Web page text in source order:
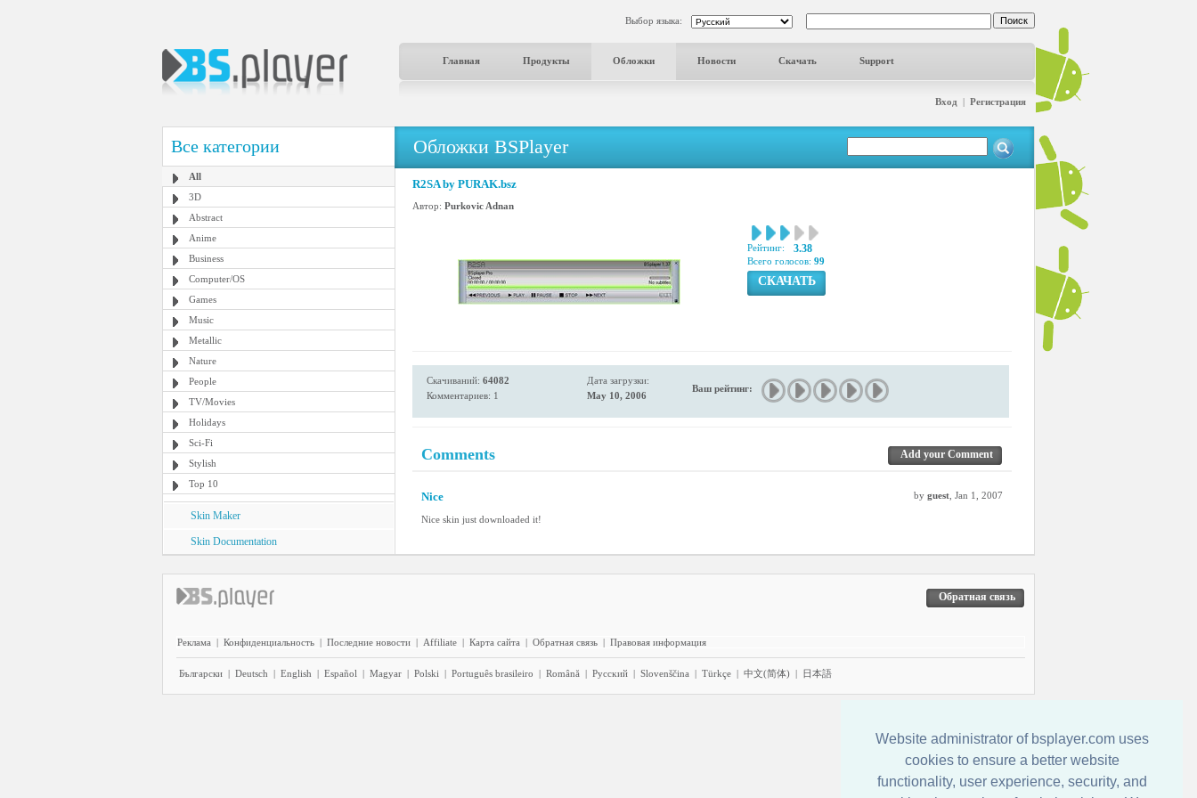
Website administrator of bsplayer.com uses
cookies to ensure a better website
functionality, user experience, security, and
Выбор языка:
Главная Продукты Обложки Новости Скачать Support
Вход | Регистрация
Все категории
All
3D
Abstract
Anime
Business
Computer/OS
Games
Music
Metallic
Nature
People
TV/Movies
Holidays
Sci-Fi
Stylish
Top 10
Skin Maker
Skin Documentation
Обложки BSPlayer
R2SA by PURAK.bsz
Автор: Purkovic Adnan
Рейтинг: 3.38
Всего голосов: 99
СКАЧАТЬ
Скачиваний: 64082
Комментариев: 1
Дата загрузки:
May 10, 2006
Ваш рейтинг:
Comments Add your Comment
Nice by guest , Jan 1, 2007
Nice skin just downloaded it!
Обратная связь
Реклама | Конфиденциальность | Последние новости | Affiliate | Карта сайта | Обратная связь | Правовая информация
Български | Deutsch | English | Español | Magyar | Polski | Português brasileiro | Română | Pyccĸий | Slovenščina | Türkçe | 中文(简体) | 日本語